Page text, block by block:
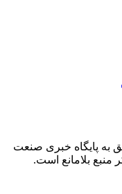
به پایگاه خبری صنعت
منبع بلامانع است.